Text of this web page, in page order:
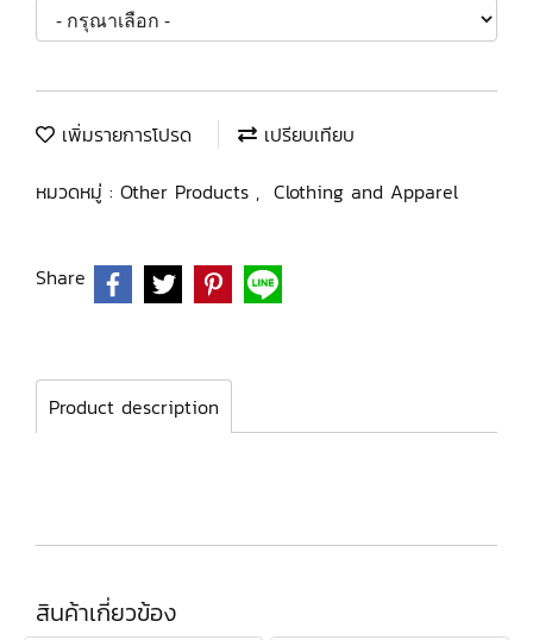
เพิ่มรายการโปรด
เปรียบเทียบ
หมวดหมู่ : Other Products , Clothing and Apparel
Share
Product description
สินค้าเกี่ยวข้อง